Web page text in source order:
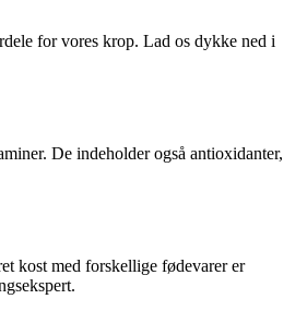
for vores krop. Lad os dykke ned i
De indeholder også antioxidanter,
kost med forskellige fødevarer er